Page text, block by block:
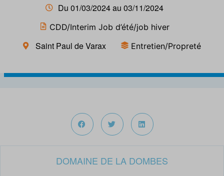
Du 01/03/2024 au 03/11/2024
CDD/Interim Job d’été/job hiver
Saint Paul de Varax Entretien/Propreté
DOMAINE DE LA DOMBES